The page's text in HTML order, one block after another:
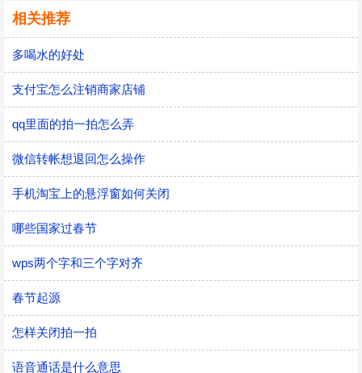
相关推荐
多喝水的好处
支付宝怎么注销商家店铺
qq里面的拍一拍怎么弄
微信转帐想退回怎么操作
手机淘宝上的悬浮窗如何关闭
哪些国家过春节
wps两个字和三个字对齐
春节起源
怎样关闭拍一拍
语音通话是什么意思